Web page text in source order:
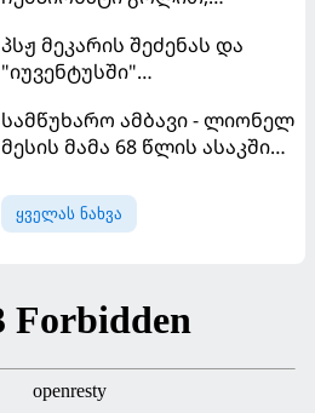
გამარჯვებით დაიწყო
პსჟ მეკარის შეძენას და
"იუვენტუსში"
სამწუხარო ამბავი - ლიონელ
მესის მამა 68 წლის ასაკში
ყველას ნახვა